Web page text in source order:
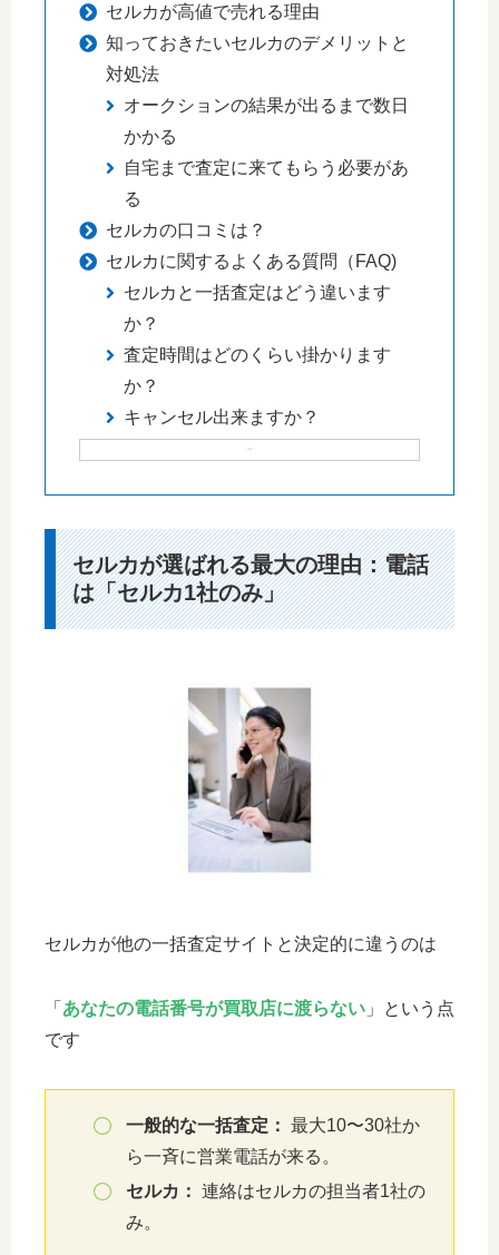
セルカが高値で売れる理由
知っておきたいセルカのデメリットと
対処法
オークションの結果が出るまで数日
かかる
自宅まで査定に来てもらう必要があ
る
セルカの口コミは？
セルカに関するよくある質問（FAQ)
セルカと一括査定はどう違います
か？
査定時間はどのくらい掛かります
か？
キャンセル出来ますか？
セルカが選ばれる最大の理由：電話
は「セルカ1社のみ」
セルカが他の一括査定サイトと決定的に違うのは
「 あなたの電話番号が買取店に渡らない 」という点
です
一般的な一括査定： 最大10〜30社か
ら一斉に営業電話が来る。
セルカ： 連絡はセルカの担当者1社の
み。